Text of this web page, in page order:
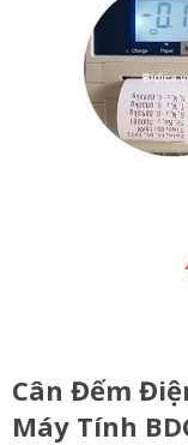
Cân Đếm
Máy Tính